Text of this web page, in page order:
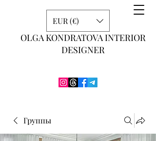
OLGA KONDRATOVA INTERIOR
DESIGNER
EUR (€)
Группы